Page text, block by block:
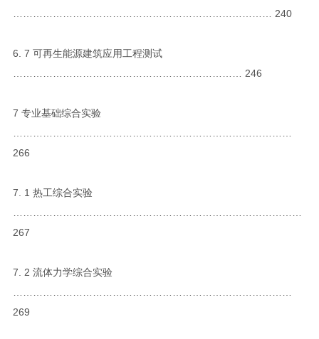
…………………………………………………………………… 240
6. 7 可再生能源建筑应用工程测试
…………………………………………………………… 246
7 专业基础综合实验
266
7. 1 热工综合实验
267
7. 2 流体力学综合实验
269